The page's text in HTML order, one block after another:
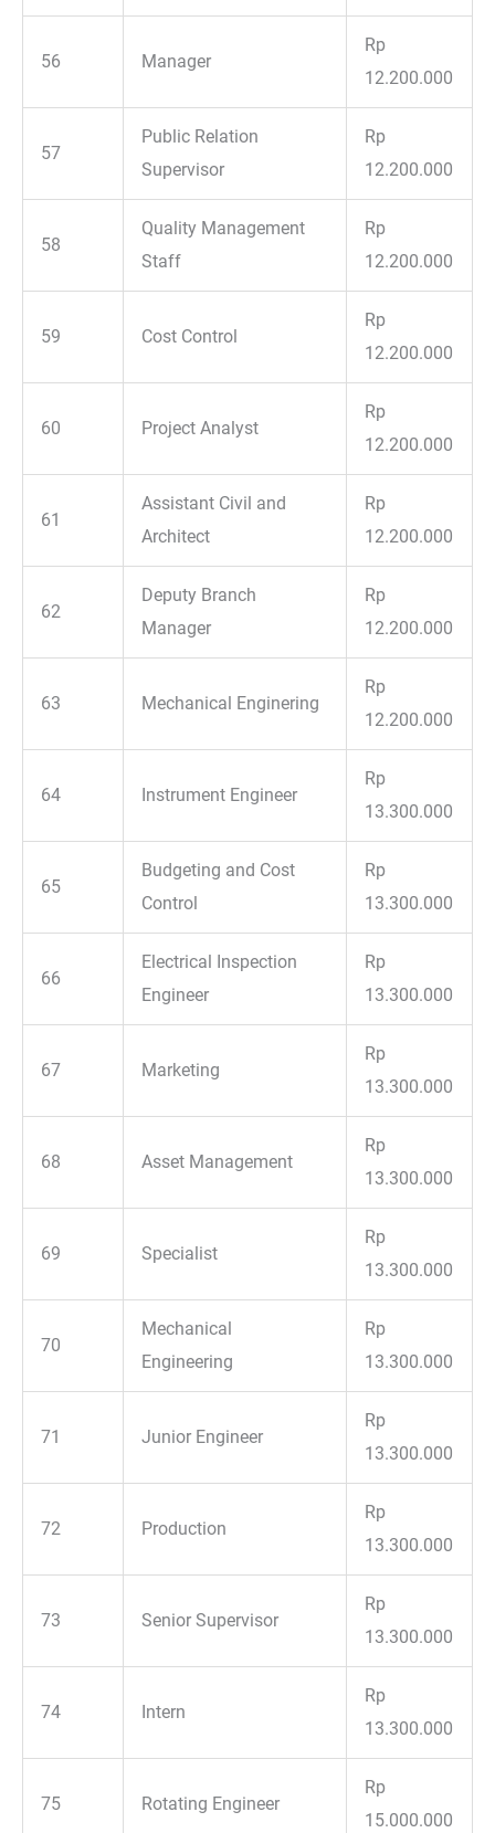
56 Manager
Rp
12.200.000
57
Public Relation
Supervisor
Rp
12.200.000
58
Quality Management
Staff
Rp
12.200.000
59 Cost Control
Rp
12.200.000
60 Project Analyst
Rp
12.200.000
61
Assistant Civil and
Architect
Rp
12.200.000
62
Deputy Branch
Manager
Rp
12.200.000
63 Mechanical Enginering
Rp
12.200.000
64 Instrument Engineer
Rp
13.300.000
65
Budgeting and Cost
Control
Rp
13.300.000
66
Electrical Inspection
Engineer
Rp
13.300.000
67 Marketing
Rp
13.300.000
68 Asset Management
Rp
13.300.000
69 Specialist
Rp
13.300.000
70
Mechanical
Engineering
Rp
13.300.000
71 Junior Engineer
Rp
13.300.000
72 Production
Rp
13.300.000
73 Senior Supervisor
Rp
13.300.000
74 Intern
Rp
13.300.000
75 Rotating Engineer
Rp
15.000.000